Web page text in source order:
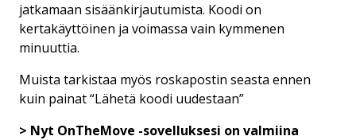
jatkamaan sisäänkirjautumista. Koodi on
kertakäyttöinen ja voimassa vain kymmenen
minuuttia.
Muista tarkistaa myös roskapostin seasta ennen
kuin painat “Lähetä koodi uudestaan”
> Nyt OnTheMove -sovelluksesi on valmiina